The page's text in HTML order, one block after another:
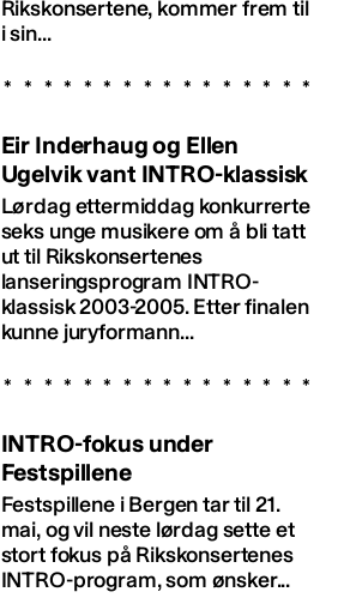
Rikskonsertene, kommer frem til
i sin...
Eir Inderhaug og Ellen
Ugelvik vant INTRO-klassisk
Lørdag ettermiddag konkurrerte
seks unge musikere om å bli tatt
ut til Rikskonsertenes
lanseringsprogram INTRO-
klassisk 2003-2005. Etter finalen
kunne juryformann...
INTRO-fokus under
Festspillene
Festspillene i Bergen tar til 21.
mai, og vil neste lørdag sette et
stort fokus på Rikskonsertenes
INTRO-program, som ønsker...